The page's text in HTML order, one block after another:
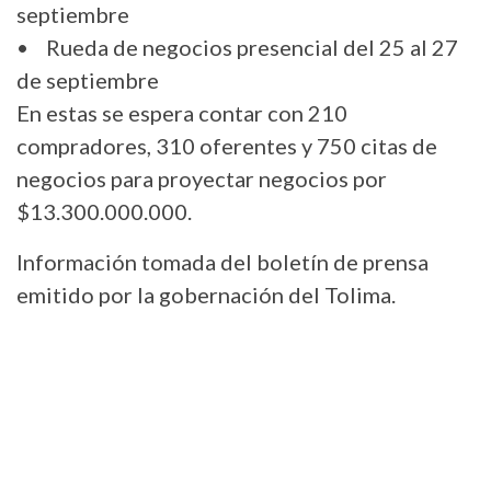
septiembre
• Rueda de negocios presencial del 25 al 27
de septiembre
En estas se espera contar con 210
compradores, 310 oferentes y 750 citas de
negocios para proyectar negocios por
$13.300.000.000.
Información tomada del boletín de prensa
emitido por la gobernación del Tolima.